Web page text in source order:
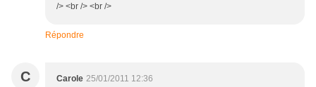
/> <br /> <br />
Répondre
C Carole 25/01/2011 12:36